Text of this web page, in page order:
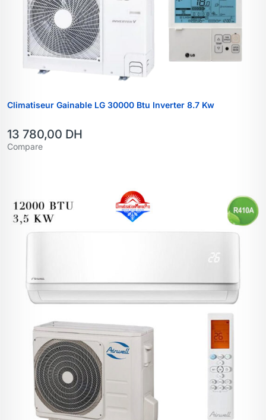
Climatiseur Gainable LG 30000 Btu Inverter 8.7 Kw
13 780,00 DH
Compare